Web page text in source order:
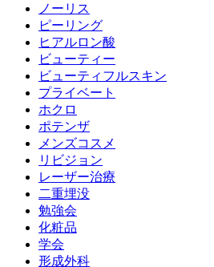
ノーリス
ピーリング
ヒアルロン酸
ビューティー
ビューティフルスキン
プライベート
ホクロ
ポテンザ
メンズコスメ
リビジョン
レーザー治療
二重埋没
勉強会
化粧品
学会
形成外科